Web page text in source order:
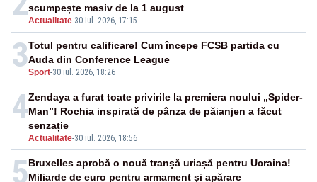
Actualitate-30 iul. 2026, 17:15
scumpește masiv de la 1 august
3Sport-30 iul. 2026, 18:26
Totul pentru calificare! Cum începe FCSB partida cu
Auda din Conference League
4
Actualitate-30 iul. 2026, 18:56
Zendaya a furat toate privirile la premiera noului „Spider-
Man”! Rochia inspirată de pânza de păianjen a făcut
senzație
5Bruxelles aprobă o nouă tranșă uriașă pentru Ucraina!
Miliarde de euro pentru armament și apărare